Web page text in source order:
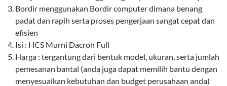
Bordir menggunakan Bordir computer dimana benang
padat dan rapih serta proses pengerjaan sangat cepat dan
efisien
Isi : HCS Murni Dacron Full
Harga : tergantung dari bentuk model, ukuran, serta jumlah
pemesanan bantal (anda juga dapat memilih bantu dengan
menyesuaikan kebutuhan dan budget perusahaan anda)